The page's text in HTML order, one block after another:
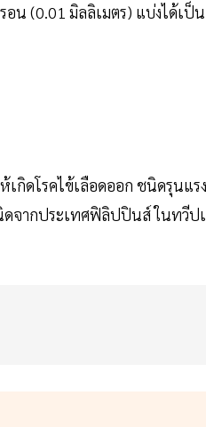
อน (0.01 มิลลิเมตร) แบ่งได้เ
กิดโรคไข้เลือดออก ชนิดรุนแ
จากประเทศฟิลิปปินส์ ในทวี